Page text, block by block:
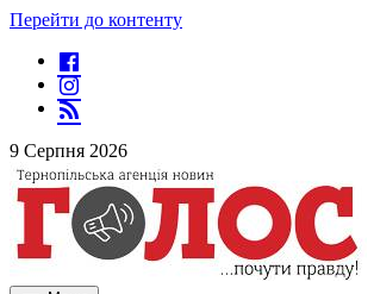
Перейти до контенту
9 Серпня 2026